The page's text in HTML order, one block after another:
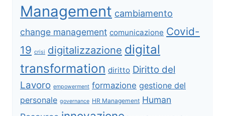
Management cambiamento
change management comunicazione Covid-
19 crisi digitalizzazione digital
transformation diritto Diritto del
Lavoro empowerment formazione gestione del
personale governance HR Management Human